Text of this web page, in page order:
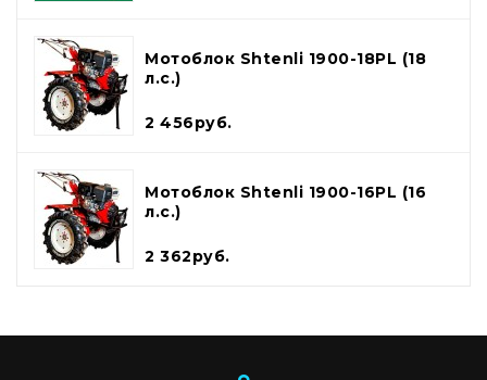
Мотоблок Shtenli 1900-18PL (18
л.с.)
2 456руб.
Мотоблок Shtenli 1900-16PL (16
л.с.)
2 362руб.